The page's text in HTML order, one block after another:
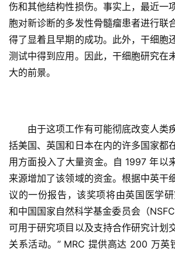
伤和其他结构性损伤。事实上，最近一
胞对新诊断的多发性骨髓瘤患者进行联
得了显着且早期的成功。此外，干细胞
测试中得到应用。因此，干细胞研究在
大的前景。
由于这项工作有可能彻底改变人类
括美国、英国和日本在内的许多国家都
用方面投入了大量资金。自 1997 年以
来源增加了该领域的资金。根据中英干
议的一份报告，该奖项将由英国医学研
和中国国家自然科学基金委员会（
可用于研究项目以及支持合作研究计划
关系活动。” MRC 提供高达 200 万英